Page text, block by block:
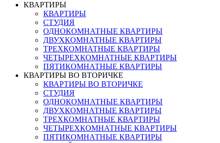
КВАРТИРЫ
КВАРТИРЫ
СТУДИЯ
ОДНОКОМНАТНЫЕ КВАРТИРЫ
ДВУХКОМНАТНЫЕ КВАРТИРЫ
ТРЕХКОМНАТНЫЕ КВАРТИРЫ
ЧЕТЫРЕХКОМНАТНЫЕ КВАРТИРЫ
ПЯТИКОМНАТНЫЕ КВАРТИРЫ
КВАРТИРЫ ВО ВТОРИЧКЕ
КВАРТИРЫ ВО ВТОРИЧКЕ
СТУДИЯ
ОДНОКОМНАТНЫЕ КВАРТИРЫ
ДВУХКОМНАТНЫЕ КВАРТИРЫ
ТРЕХКОМНАТНЫЕ КВАРТИРЫ
ЧЕТЫРЕХКОМНАТНЫЕ КВАРТИРЫ
ПЯТИКОМНАТНЫЕ КВАРТИРЫ